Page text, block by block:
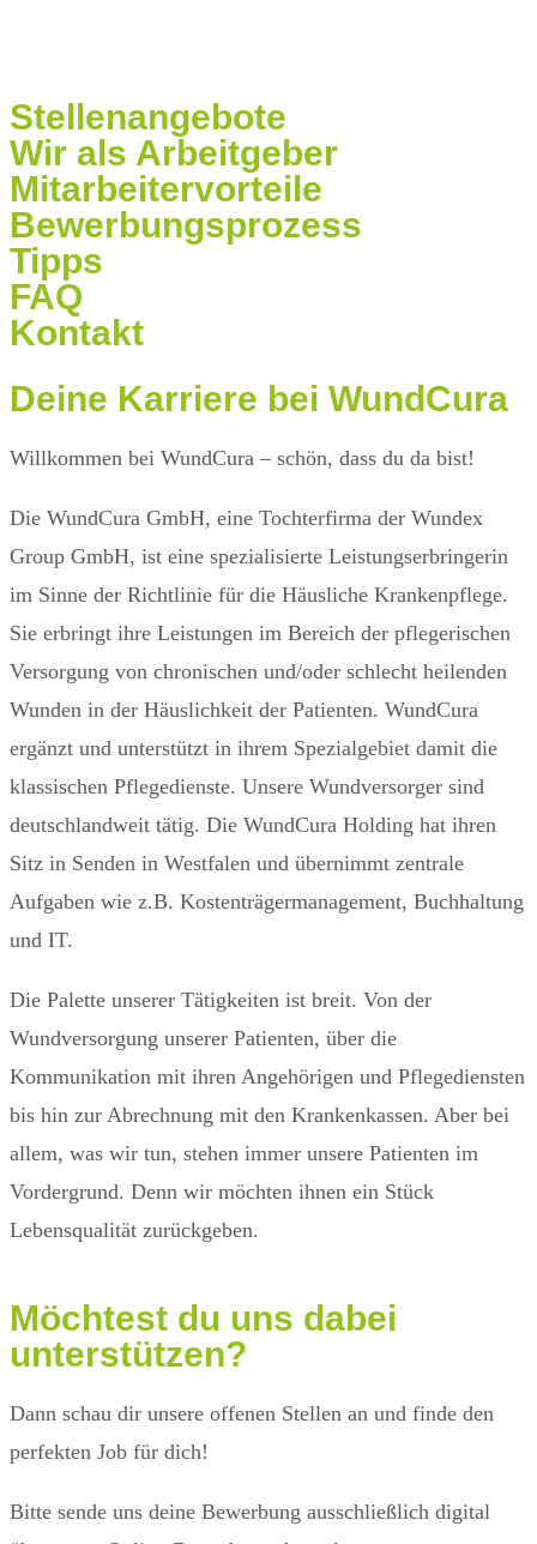
Stellenangebote
Wir als Arbeitgeber
Mitarbeitervorteile
Bewerbungsprozess
Tipps
FAQ
Kontakt
Deine Karriere bei WundCura
Willkommen bei WundCura – schön, dass du da bist!
Die WundCura GmbH, eine Tochterfirma der Wundex
Group GmbH, ist eine spezialisierte Leistungserbringerin
im Sinne der Richtlinie für die Häusliche Krankenpflege.
Sie erbringt ihre Leistungen im Bereich der pflegerischen
Versorgung von chronischen und/oder schlecht heilenden
Wunden in der Häuslichkeit der Patienten. WundCura
ergänzt und unterstützt in ihrem Spezialgebiet damit die
klassischen Pflegedienste. Unsere Wundversorger sind
deutschlandweit tätig. Die WundCura Holding hat ihren
Sitz in Senden in Westfalen und übernimmt zentrale
Aufgaben wie z.B. Kostenträgermanagement, Buchhaltung
und IT.
Die Palette unserer Tätigkeiten ist breit. Von der
Wundversorgung unserer Patienten, über die
Kommunikation mit ihren Angehörigen und Pflegediensten
bis hin zur Abrechnung mit den Krankenkassen. Aber bei
allem, was wir tun, stehen immer unsere Patienten im
Vordergrund. Denn wir möchten ihnen ein Stück
Lebensqualität zurückgeben.
Möchtest du uns dabei
unterstützen?
Dann schau dir unsere offenen Stellen an und finde den
perfekten Job für dich!
Bitte sende uns deine Bewerbung ausschließlich digital